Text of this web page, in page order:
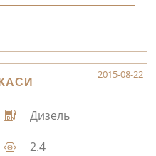
2015-08-22
Дизель
2.4